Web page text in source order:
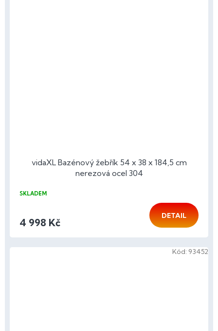
vidaXL Bazénový žebřík 54 x 38 x 184,5 cm
nerezová ocel 304
SKLADEM
4 998 Kč
DETAIL
Kód: 93452